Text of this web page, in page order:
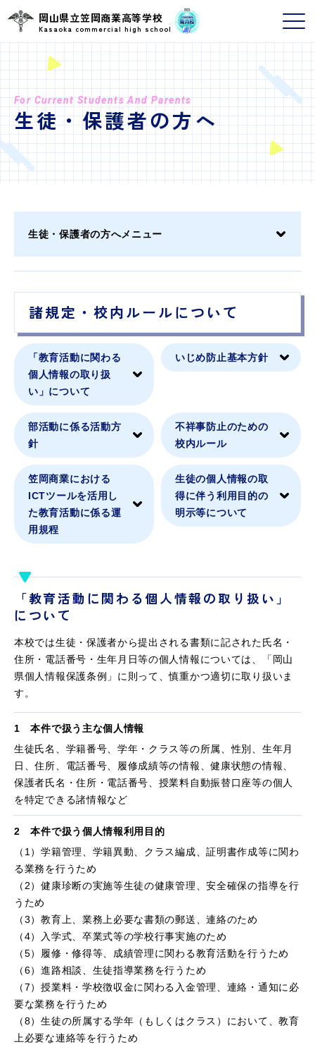
岡山県立笠岡商業高等学校
Kasaoka commercial high school
For Current Students And Parents
生徒・保護者の方へ
生徒・保護者の方へメニュー
諸規定・校内ルールについて
「教育活動に関わる
個人情報の取り扱
い」について
いじめ防止基本方針
部活動に係る活動方
針
不祥事防止のための
校内ルール
笠岡商業における
ICTツールを活用し
た教育活動に係る運
用規程
生徒の個人情報の取
得に伴う利用目的の
明示等について
「教育活動に関わる個人情報の取り扱い」
について
本校では生徒・保護者から提出される書類に記された氏名・
住所・電話番号・生年月日等の個人情報については、「岡山
県個人情報保護条例」に則って、慎重かつ適切に取り扱いま
す。
1 本件で扱う主な個人情報
生徒氏名、学籍番号、学年・クラス等の所属、性別、生年月
日、住所、電話番号、履修成績等の情報、健康状態の情報、
保護者氏名・住所・電話番号、授業料自動振替口座等の個人
を特定できる諸情報など
2 本件で扱う個人情報利用目的
（1）学籍管理、学籍異動、クラス編成、証明書作成等に関わ
る業務を行うため
（2）健康珍断の実施等生徒の健康管理、安全確保の指導を行
うため
（3）教育上、業務上必要な書類の郵送、連絡のため
（4）入学式、卒業式等の学校行事実施のため
（5）履修・修得等、成績管理に関わる教育活動を行うため
（6）進路相談、生徒指導業務を行うため
（7）授業料・学校徴収金に関わる入金管理、連絡・通知に必
要な業務を行うため
（8）生徒の所属する学年（もしくはクラス）において、教育
上必要な連絡等を行うため